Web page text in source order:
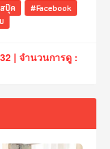
บุ๊ค
#Facebook
| จำนวนการดู :